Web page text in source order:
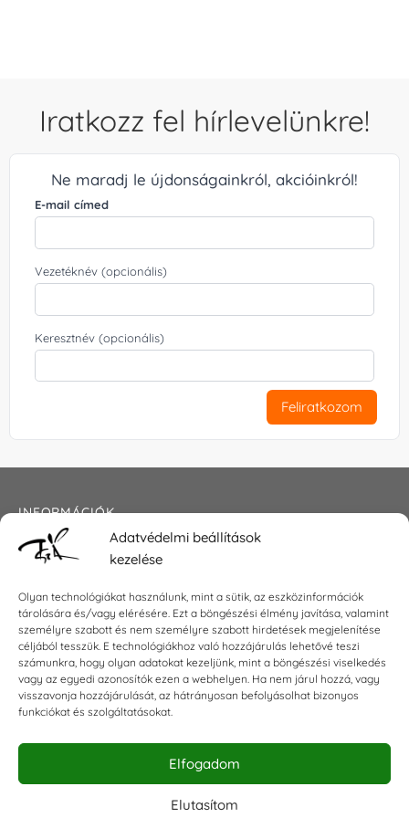
Adatvédelmi beállítások
kezelése
Olyan technológiákat használunk, mint a sütik, az eszközinformációk
tárolására és/vagy elérésére. Ezt a böngészési élmény javítása, valamint
személyre szabott és nem személyre szabott hirdetések megjelenítése
céljából tesszük. E technológiákhoz való hozzájárulás lehetővé teszi
számunkra, hogy olyan adatokat kezeljünk, mint a böngészési viselkedés
vagy az egyedi azonosítók ezen a webhelyen. Ha nem járul hozzá, vagy
visszavonja hozzájárulását, az hátrányosan befolyásolhat bizonyos
funkciókat és szolgáltatásokat.
Elfogadom
Elutasítom
Iratkozz fel hírlevelünkre!
Ne maradj le újdonságainkról, akcióinkról!
E-mail címed
Vezetéknév (opcionális)
Keresztnév (opcionális)
Feliratkozom
INFORMÁCIÓK
Általános szerződési feltételek
Impresszum
KAPCSOLAT
E-mail:shop@torokszilvi.com
Telefon: +36 30 6767872
KÖZÖSSÉGI